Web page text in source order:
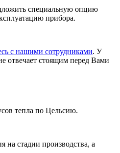
специальную опцию
прибора.
с нашими сотрудниками. У
отвечает стоящим перед Вами
тепла по Цельсию.
на стадии производства, а